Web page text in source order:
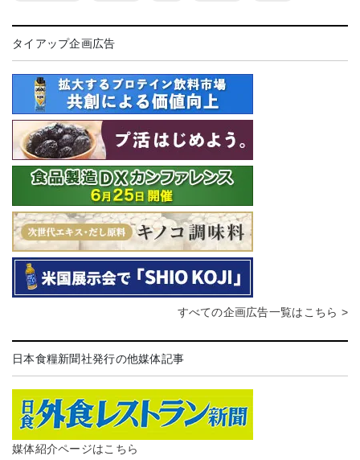
タイアップ企画広告
すべての企画広告一覧はこちら >
日本食糧新聞社発行の他媒体記事
媒体紹介ページはこちら